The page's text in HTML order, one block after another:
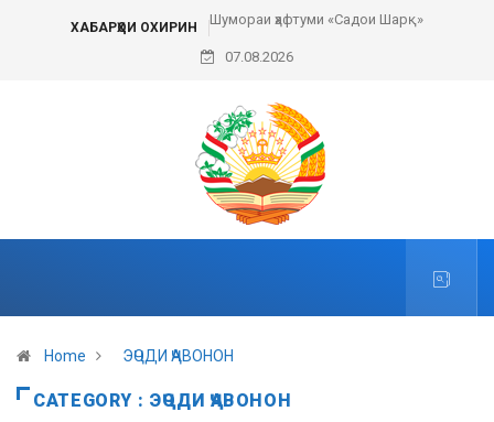
ХАБАРҲОИ ОХИРИН Шумораи ҳафтуми «Садои Шарқ»
07.08.2026
Home ЭҶОДИ ҶАВОНОН
CATEGORY : ЭҶОДИ ҶАВОНОН